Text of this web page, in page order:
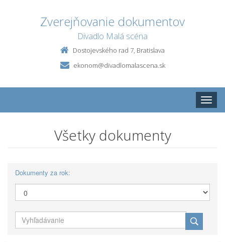
Zverejňovanie dokumentov
Divadlo Malá scéna
Dostojevského rad 7, Bratislava
ekonom@divadlomalascena.sk
Toggle
Všetky dokumenty
Dokumenty za rok: